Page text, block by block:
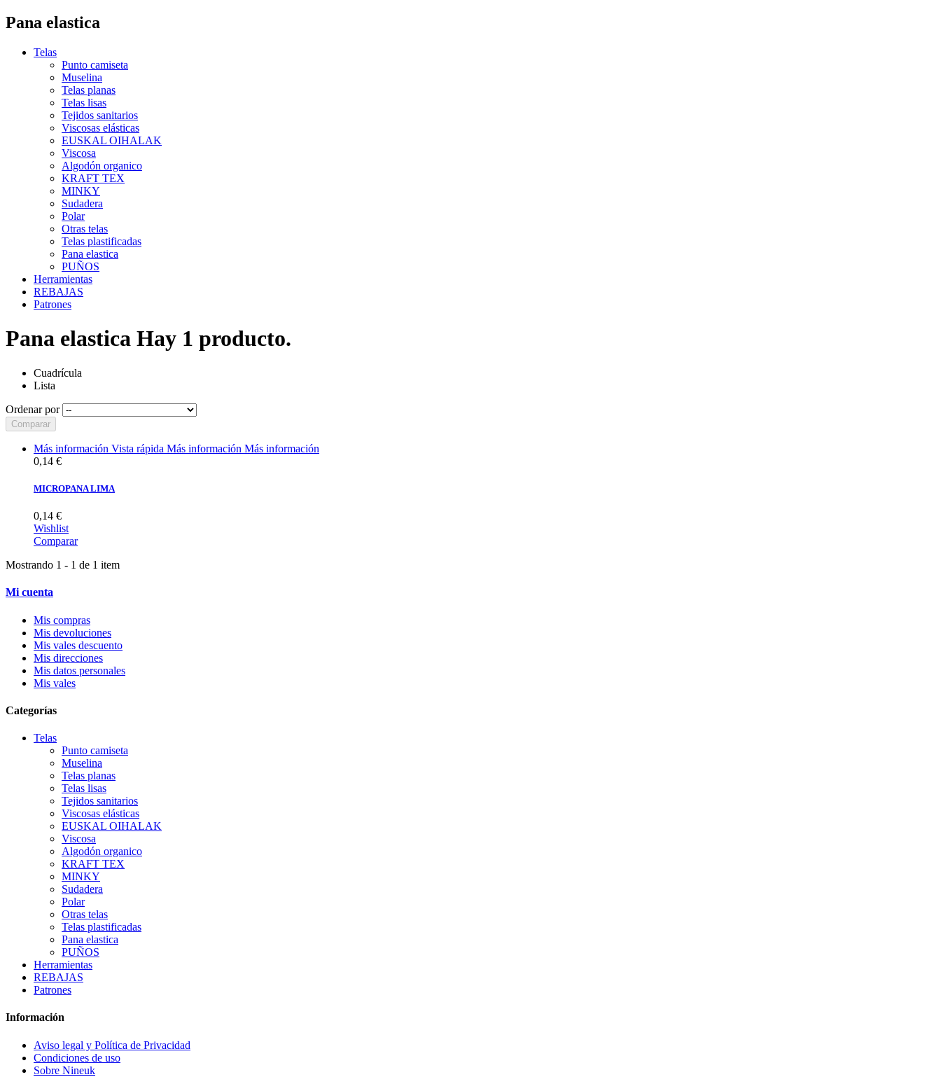
Pana elastica
Telas
Punto camiseta
Muselina
Telas planas
Telas lisas
Tejidos sanitarios
Viscosas elásticas
EUSKAL OIHALAK
Viscosa
Algodón organico
KRAFT TEX
MINKY
Sudadera
Polar
Otras telas
Telas plastificadas
Pana elastica
PUÑOS
Herramientas
REBAJAS
Patrones
Pana elastica Hay 1 producto.
Cuadrícula
Lista
Ordenar por
Comparar
Más información Vista rápida Más información Más información
0,14 €
MICROPANA LIMA
0,14 €
Wishlist
Comparar
Mostrando 1 - 1 de 1 item
Mi cuenta
Mis compras
Mis devoluciones
Mis vales descuento
Mis direcciones
Mis datos personales
Mis vales
Categorías
Telas
Punto camiseta
Muselina
Telas planas
Telas lisas
Tejidos sanitarios
Viscosas elásticas
EUSKAL OIHALAK
Viscosa
Algodón organico
KRAFT TEX
MINKY
Sudadera
Polar
Otras telas
Telas plastificadas
Pana elastica
PUÑOS
Herramientas
REBAJAS
Patrones
Información
Aviso legal y Política de Privacidad
Condiciones de uso
Sobre Nineuk